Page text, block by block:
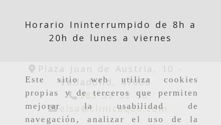
Este sitio web utiliza cookies
propias y de terceros que permiten
mejorar la usabilidad de
navegación, analizar el uso de la
Horario Ininterrumpido de 8h a
20h de lunes a viernes
Plaza Juan de Austria, 10 -
Valladolid, 47006
983 39 32 58
elsa
clinicaquo.com elsa